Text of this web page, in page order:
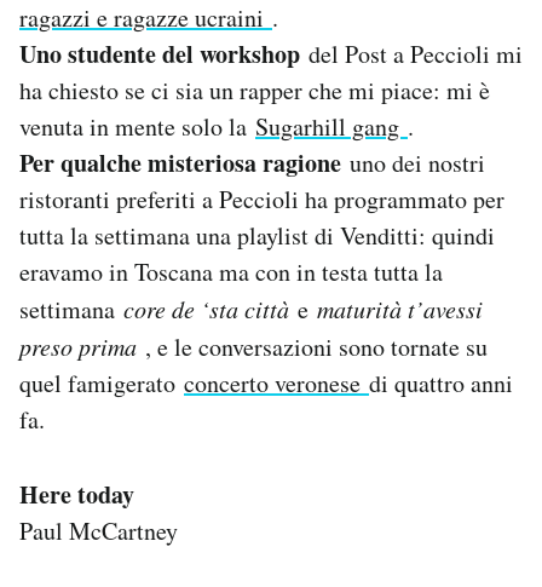
Esci
ragazzi e ragazze ucraini .
Uno studente del workshop del Post a Peccioli mi
ha chiesto se ci sia un rapper che mi piace: mi è
venuta in mente solo la Sugarhill gang .
Per qualche misteriosa ragione uno dei nostri
ristoranti preferiti a Peccioli ha programmato per
tutta la settimana una playlist di Venditti: quindi
eravamo in Toscana ma con in testa tutta la
settimana core de ‘sta città e maturità t’avessi
preso prima , e le conversazioni sono tornate su
quel famigerato concerto veronese di quattro anni
fa.
Here today
Paul McCartney